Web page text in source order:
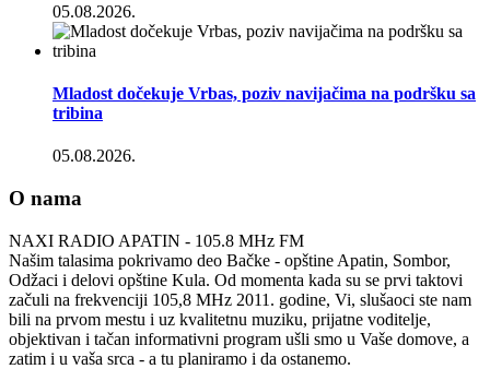
05.08.2026.
Mladost dočekuje Vrbas, poziv navijačima na podršku sa
tribina
05.08.2026.
O nama
NAXI RADIO APATIN - 105.8 MHz FM
Našim talasima pokrivamo deo Bačke - opštine Apatin, Sombor,
Odžaci i delovi opštine Kula. Od momenta kada su se prvi taktovi
začuli na frekvenciji 105,8 MHz 2011. godine, Vi, slušaoci ste nam
bili na prvom mestu i uz kvalitetnu muziku, prijatne voditelje,
objektivan i tačan informativni program ušli smo u Vaše domove, a
zatim i u vaša srca - a tu planiramo i da ostanemo.